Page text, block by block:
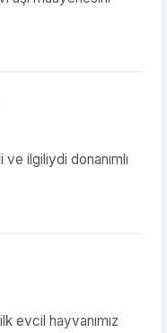
ilgiliydi donanımlı
evcil hayvanımız